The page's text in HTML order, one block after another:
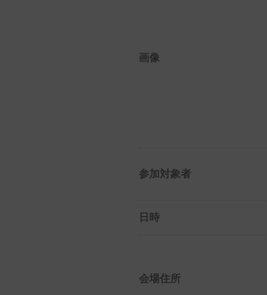
画像
参加対象者
日時
会場住所